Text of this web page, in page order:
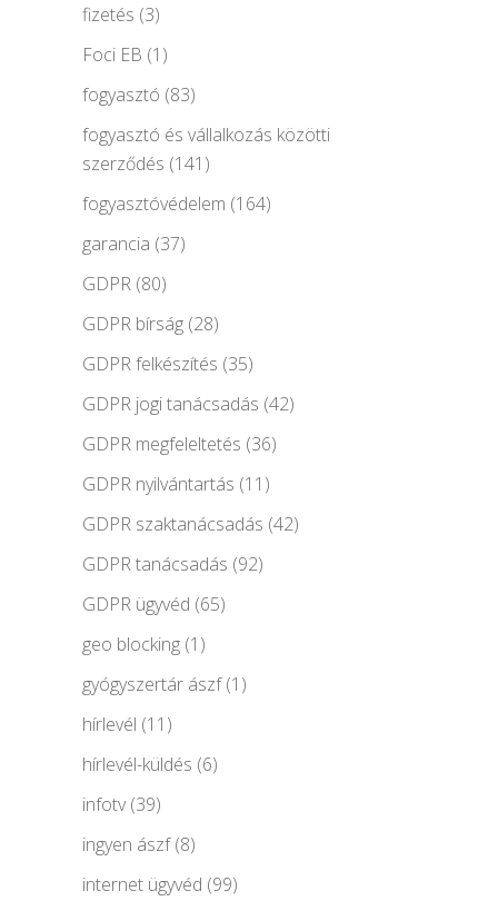
fizetés (3)
Foci EB (1)
fogyasztó (83)
fogyasztó és vállalkozás közötti
szerződés (141)
fogyasztóvédelem (164)
garancia (37)
GDPR (80)
GDPR bírság (28)
GDPR felkészítés (35)
GDPR jogi tanácsadás (42)
GDPR megfeleltetés (36)
GDPR nyilvántartás (11)
GDPR szaktanácsadás (42)
GDPR tanácsadás (92)
GDPR ügyvéd (65)
geo blocking (1)
gyógyszertár ászf(1)
hírlevél (11)
hírlevél-küldés (6)
infotv(39)
ingyen ászf(8)
internet ügyvéd (99)